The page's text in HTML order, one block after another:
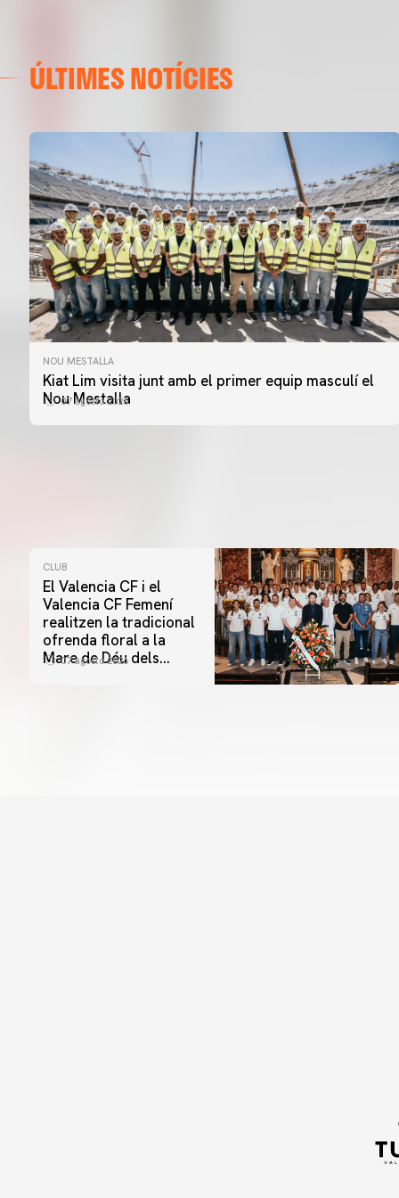
ÚLTIMES NOTÍCIES
NOU MESTALLA
Kiat Lim visita junt amb el primer equip masculí el
Nou Mestalla
07 agosto 2026
CLUB
El Valencia CF i el
Valencia CF Femení
realitzen la tradicional
ofrenda floral a la
Mare de Déu dels
07 agosto 2026